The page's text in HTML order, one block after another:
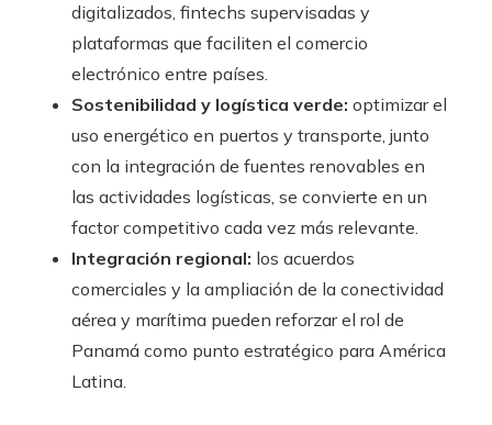
digitalizados, fintechs supervisadas y
plataformas que faciliten el comercio
electrónico entre países.
Sostenibilidad y logística verde: optimizar el
uso energético en puertos y transporte, junto
con la integración de fuentes renovables en
las actividades logísticas, se convierte en un
factor competitivo cada vez más relevante.
Integración regional: los acuerdos
comerciales y la ampliación de la conectividad
aérea y marítima pueden reforzar el rol de
Panamá como punto estratégico para América
Latina.